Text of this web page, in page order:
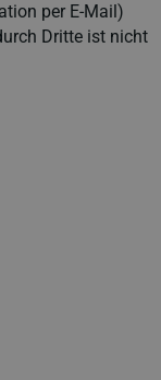
per E-Mail)
Dritte ist nicht